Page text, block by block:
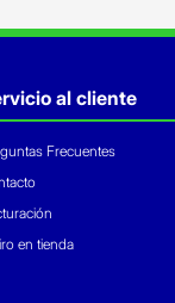
al cliente
Frecuentes
en tienda